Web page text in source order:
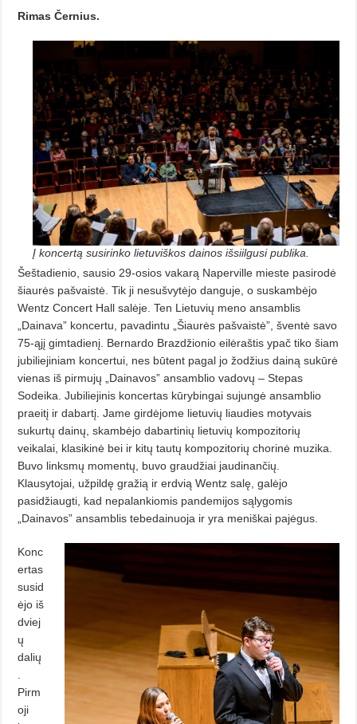
Rimas Černius.
Į koncertą susirinko lietuviškos dainos išsiilgusi publika.
Šeštadienio, sausio 29-osios vakarą Naperville mieste pasirodė
šiaurės pašvaistė. Tik ji nesušvytėjo danguje, o suskambėjo
Wentz Concert Hall salė­je. Ten Lietuvių meno ansamblis
„Dainava” koncertu, pava­dintu „Šiaurės pašvaistė”, šventė savo
75-ąjį gimtadie­nį. Bernardo Brazdžionio eilėraštis ypač tiko šiam
jubiliejiniam koncertui, nes būtent pagal jo žodžius dainą sukūrė
vienas iš pirmujų „Dainavos” ansamblio vadovų – Stepas
Sodeika. Jubiliejinis koncertas kūrybingai sujungė ansamblio
praeitį ir dabartį. Ja­me girdėjome lietuvių liaudies motyvais
sukurtų dainų, skambėjo dabartinių lietuvių kompozitorių
veikalai, klasikinė bei ir kitų tautų kompozitorių chorinė muzika.
Buvo linksmų momentų, buvo graudžiai jaudinančių.
Klausytojai, užpildę gražią ir erdvią Wentz salę, galėjo
pasidžiaugti, kad nepalankiomis pandemijos sąlygomis
„Dainavos” ansamblis tebedainuoja ir yra meniškai pajėgus.
Konc
ertas
susid
ėjo iš
dviej
ų
dalių
Pirm
oji